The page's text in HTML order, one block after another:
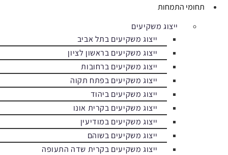
תחומי התמחות
ייצוג משקיעים
ייצוג משקיעים בתל אביב
ייצוג משקיעים בראשון לציון
ייצוג משקיעים ברחובות
ייצוג משקיעים בפתח תקוה
ייצוג משקיעים ביהוד
ייצוג משקיעים בקרית אונו
ייצוג משקיעים במודיעין
ייצוג משקיעים בשוהם
ייצוג משקיעים בקרית שדה התעופה